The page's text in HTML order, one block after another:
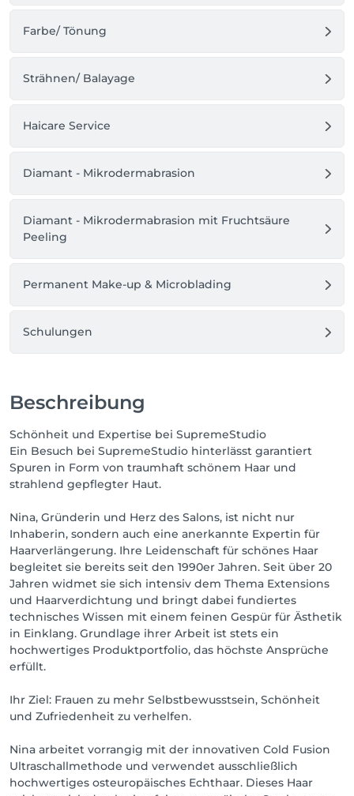
Farbe/ Tönung
Strähnen/ Balayage
Haicare Service
Diamant - Mikrodermabrasion
Diamant - Mikrodermabrasion mit Fruchtsäure
Peeling
Permanent Make-up & Microblading
Schulungen
Beschreibung
Schönheit und Expertise bei SupremeStudio
Ein Besuch bei SupremeStudio hinterlässt garantiert
Spuren in Form von traumhaft schönem Haar und
strahlend gepflegter Haut.
Nina, Gründerin und Herz des Salons, ist nicht nur
Inhaberin, sondern auch eine anerkannte Expertin für
Haarverlängerung. Ihre Leidenschaft für schönes Haar
begleitet sie bereits seit den 1990er Jahren. Seit über 20
Jahren widmet sie sich intensiv dem Thema Extensions
und Haarverdichtung und bringt dabei fundiertes
technisches Wissen mit einem feinen Gespür für Ästhetik
in Einklang. Grundlage ihrer Arbeit ist stets ein
hochwertiges Produktportfolio, das höchste Ansprüche
erfüllt.
Ihr Ziel: Frauen zu mehr Selbstbewusstsein, Schönheit
und Zufriedenheit zu verhelfen.
Nina arbeitet vorrangig mit der innovativen Cold Fusion
Ultraschallmethode und verwendet ausschließlich
hochwertiges osteuropäisches Echthaar. Dieses Haar